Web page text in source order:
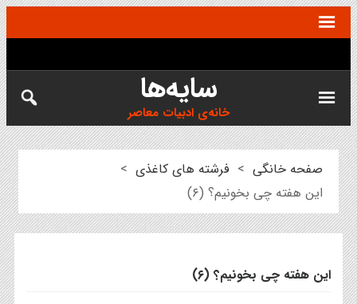
سایه‌ها
خانه‌ی ادبیات معاصر
صفحه خانگی > فرشته های کاغذی >
این هفته چی بخونیم؟ (۶)
این هفته چی بخونیم؟ (۶)